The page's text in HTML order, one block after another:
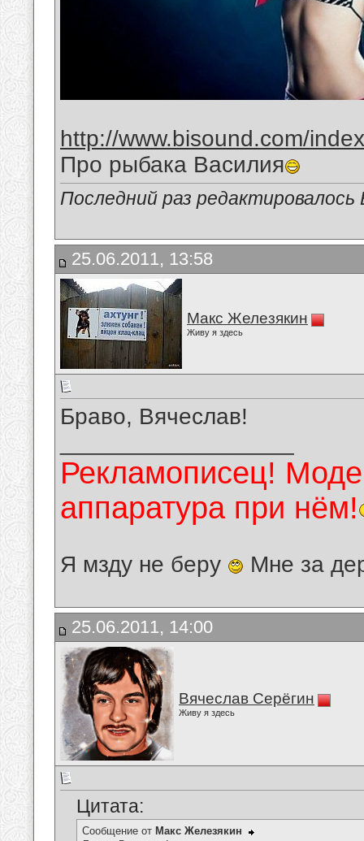
http://www.bisound.com/
Про рыбака Василия
Последний раз
25.06.2011, 13:58
Макс Железякин
Живу я здесь
Браво, Вячеслав!
Рекламописец!
аппаратура при нём!
Я мзду не беру Мне за
25.06.2011, 14:00
Вячеслав Серёгин
Живу я здесь
Цитата:
Сообщение от Макс Железякин